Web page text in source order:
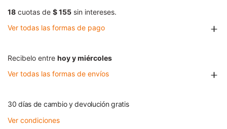
18 cuotas de $ 155 sin intereses.
Ver todas las formas de pago
Recibelo entre hoy y miércoles
Ver todas las formas de envíos
30 días de cambio y devolución gratis
Ver condiciones